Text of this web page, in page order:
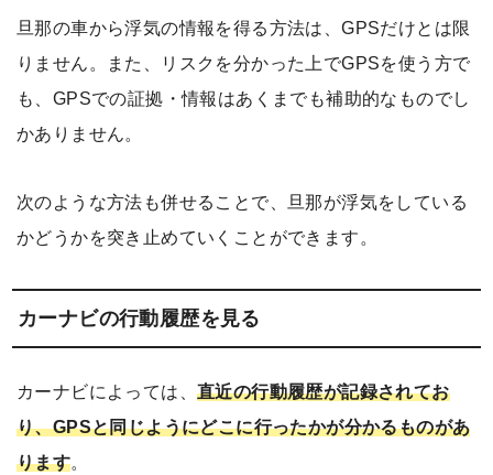
旦那の車から浮気の情報を得る方法は、GPSだけとは限
りません。また、リスクを分かった上でGPSを使う方で
も、GPSでの証拠・情報はあくまでも補助的なものでし
かありません。
次のような方法も併せることで、旦那が浮気をしている
かどうかを突き止めていくことができます。
カーナビの行動履歴を見る
カーナビによっては、 直近の行動履歴が記録されてお
り、GPSと同じようにどこに行ったかが分かるものがあ
ります。